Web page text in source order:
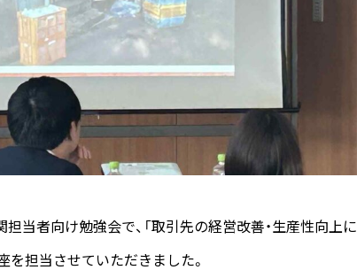
当者向け勉強会で、「取引先の経営改善・生産性向上に
を担当させていただきました。